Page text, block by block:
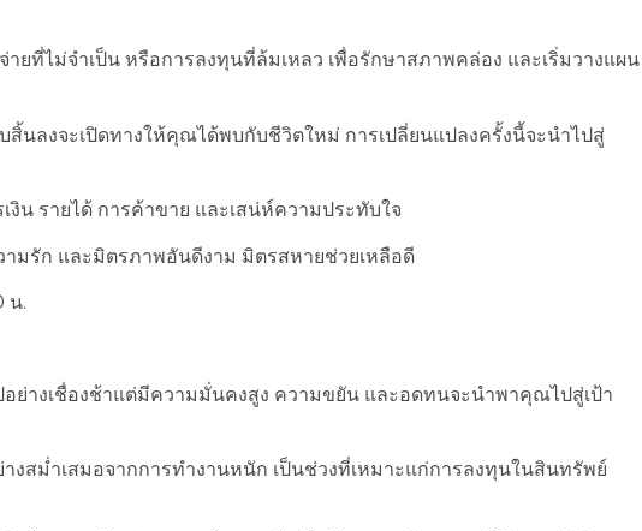
ายที่ไม่จำเป็น หรือการลงทุนที่ล้มเหลว เพื่อรักษาสภาพคล่อง และเริ่มวางแผน
นลงจะเปิดทางให้คุณได้พบกับชีวิตใหม่ การเปลี่ยนแปลงครั้งนี้จะนำไปสู่
งิน รายได้ การค้าขาย และเสน่ห์ความประทับใจ
ามรัก และมิตรภาพอันดีงาม มิตรสหายช่วยเหลือดี
น.
อย่างเชื่องช้าแต่มีความมั่นคงสูง ความขยัน และอดทนจะนำพาคุณไปสู่เป้า
างสม่ำเสมอจากการทำงานหนัก เป็นช่วงที่เหมาะแก่การลงทุนในสินทรัพย์